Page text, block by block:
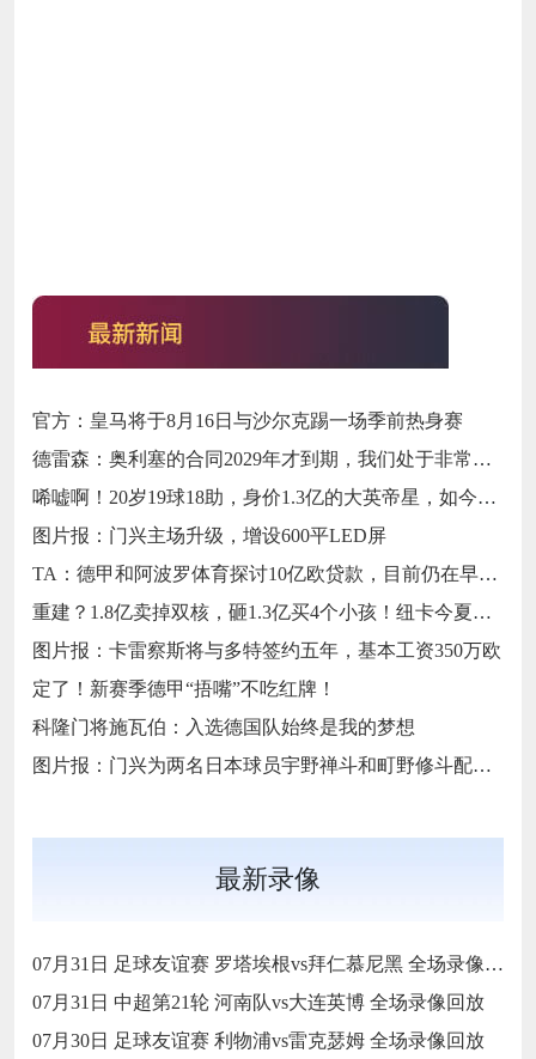
官方：皇马将于8月16日与沙尔克踢一场季前热身赛
德雷森：奥利塞的合同2029年才到期，我们处于非常有利的境地
唏嘘啊！20岁19球18助，身价1.3亿的大英帝星，如今26岁无球可踢
图片报：门兴主场升级，增设600平LED屏
TA：德甲和阿波罗体育探讨10亿欧贷款，目前仍在早期阶段
重建？1.8亿卖掉双核，砸1.3亿买4个小孩！纽卡今夏操作暗藏深意
图片报：卡雷察斯将与多特签约五年，基本工资350万欧
定了！新赛季德甲“捂嘴”不吃红牌！
科隆门将施瓦伯：入选德国队始终是我的梦想
图片报：门兴为两名日本球员宇野禅斗和町野修斗配上翻译
最新录像
07月31日 足球友谊赛 罗塔埃根vs拜仁慕尼黑 全场录像回放
07月31日 中超第21轮 河南队vs大连英博 全场录像回放
07月30日 足球友谊赛 利物浦vs雷克瑟姆 全场录像回放